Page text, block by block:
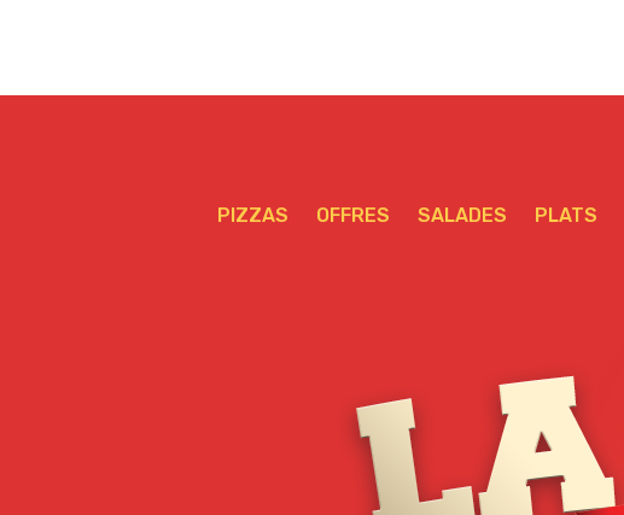
PIZZAS OFFRES SALADES PLATS